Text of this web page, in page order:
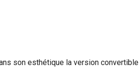
son esthétique la version convertible